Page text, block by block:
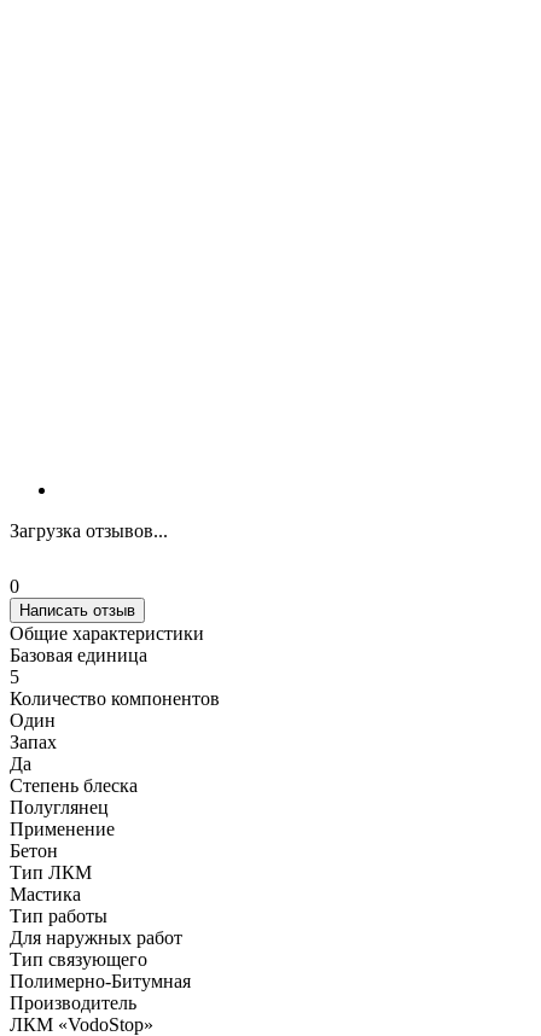
Загрузка отзывов...
0
Написать отзыв
Общие характеристики
Базовая единица
5
Количество компонентов
Один
Запах
Да
Степень блеска
Полуглянец
Применение
Бетон
Тип ЛКМ
Мастика
Тип работы
Для наружных работ
Тип связующего
Полимерно-Битумная
Производитель
ЛКМ «VodoStop»